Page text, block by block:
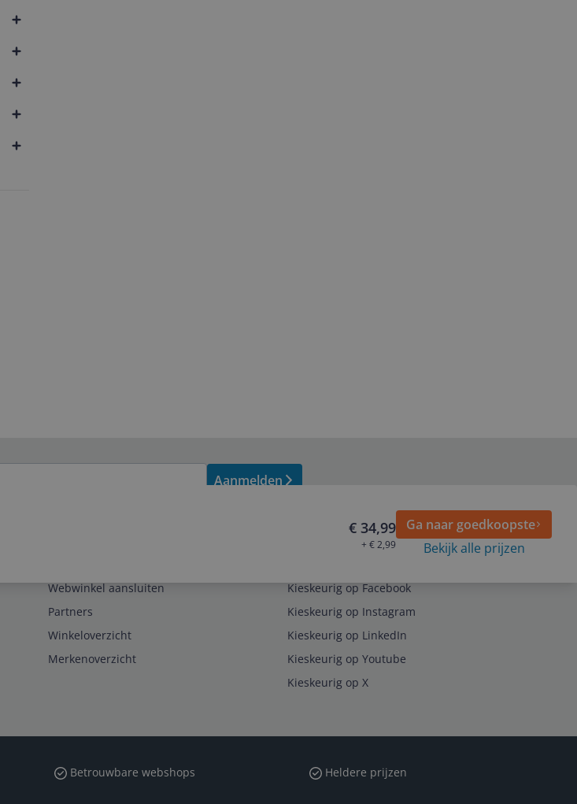
€ 34,99
+ € 2,99
Ga naar goedkoopste
Bekijk alle prijzen
Aanmelden
Webwinkel aansluiten
Partners
Winkeloverzicht
Merkenoverzicht
Kieskeurig op Facebook
Kieskeurig op Instagram
Kieskeurig op LinkedIn
Kieskeurig op Youtube
Kieskeurig op X
Betrouwbare webshops Heldere prijzen